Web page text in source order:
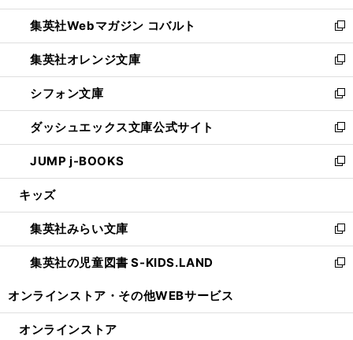
開
く
ウ
で
開
く
ン
ド
ウ
で
開
く
ウ
ィ
ン
ド
ウ
で
開
く
集英社Webマガジン コバルト
新
し
い
ウ
ィ
ン
ド
ウ
で
開
集英社オレンジ文庫
新
し
い
ウ
ィ
ン
ド
ウ
開
く
シフォン文庫
新
し
い
ウ
ィ
ン
ウ
で
開
く
ダッシュエックス文庫公式サイト
新
し
い
ウ
ン
ド
ウ
で
JUMP j-BOOKS
新
し
ウ
ィ
ン
ド
開
キッズ
集英社みらい文庫
新
し
い
ン
集英社の児童図書 S-KIDS.LAND
新
ウ
オンラインストア・ その他WEBサービス
オンラインストア